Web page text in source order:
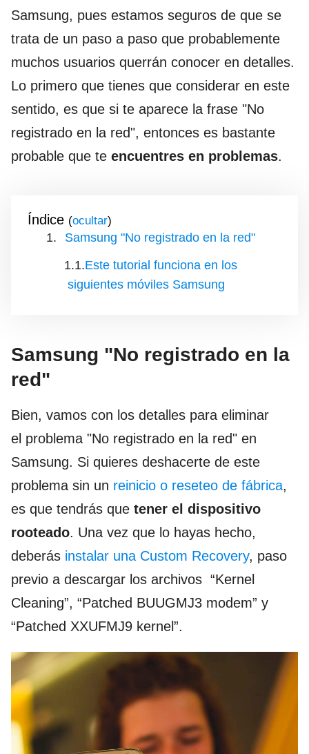
Samsung, pues estamos seguros de que se
trata de un paso a paso que probablemente
muchos usuarios querrán conocer en detalles.
Lo primero que tienes que considerar en este
sentido, es que si te aparece la frase "No
registrado en la red", entonces es bastante
probable que te encuentres en problemas.
Índice ( )
Samsung "No registrado en la red"
Este tutorial funciona en los
siguientes móviles Samsung
Samsung "No registrado en la
red"
Bien, vamos con los detalles para eliminar
el problema "No registrado en la red" en
Samsung. Si quieres deshacerte de este
problema sin un reinicio o reseteo de fábrica,
es que tendrás que tener el dispositivo
rooteado. Una vez que lo hayas hecho,
deberás instalar una Custom Recovery, paso
previo a descargar los archivos “Kernel
Cleaning”, “Patched BUUGMJ3 modem” y
“Patched XXUFMJ9 kernel”.